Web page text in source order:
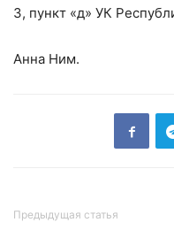
3, пункт «д» УК
Анна Ним.
Предыдущая статья